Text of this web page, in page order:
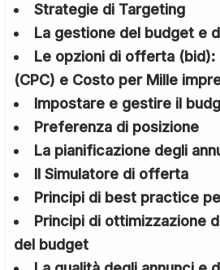
Strategie di Targeting
La gestione del budget e
Le opzioni di offerta
(CPC) e Costo per Mille
Impostare e gestire il
Preferenza di posizione
La pianificazione degli
Il Simulatore di offerta
Principi di best practice
Principi di ottimizzazione
del budget